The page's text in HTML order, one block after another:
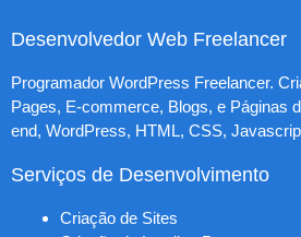
Desenvolvedor Web Freelancer
Programador WordPress Freelancer.
Pages, E-commerce, Blogs, e Páginas
end, WordPress, HTML, CSS,
Serviços de Desenvolvimento
Criação de Sites